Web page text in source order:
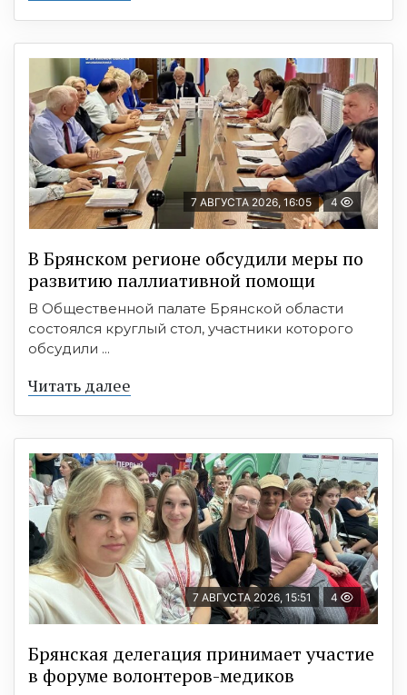
7 АВГУСТА 2026, 16:05 4
В Брянском регионе обсудили меры по
развитию паллиативной помощи
В Общественной палате Брянской области
состоялся круглый стол, участники которого
обсудили ...
Читать далее
7 АВГУСТА 2026, 15:51 4
Брянская делегация принимает участие
в форуме волонтеров-медиков